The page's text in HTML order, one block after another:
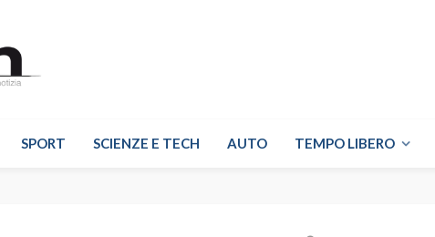
SPORT SCIENZE E TECH AUTO TEMPO LIBERO